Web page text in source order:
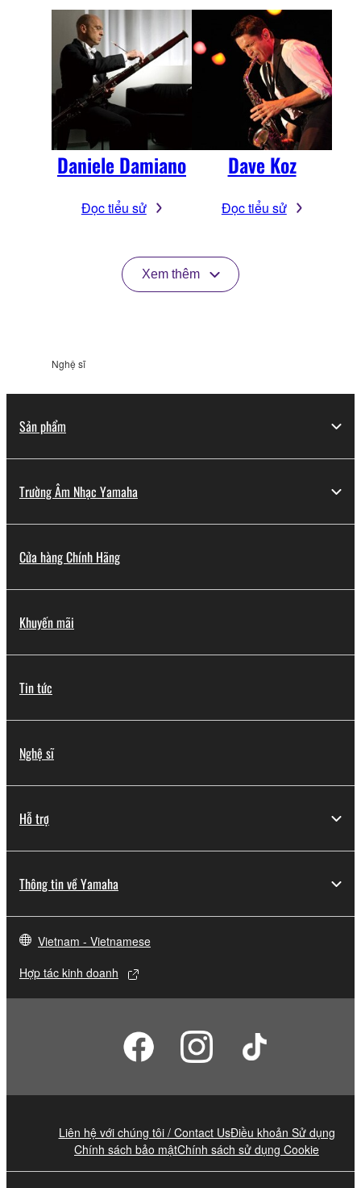
Daniele Damiano
Đọc tiểu sử
Dave Koz
Đọc tiểu sử
Xem thêm
Nghệ sĩ
Sản phẩm
Trường Âm Nhạc Yamaha
Cửa hàng Chính Hãng
Khuyến mãi
Tin tức
Nghệ sĩ
Hỗ trợ
Thông tin về Yamaha
Vietnam - Vietnamese
Hợp tác kinh doanh
Liên hệ với chúng tôi / Contact UsĐiều khoản Sử dụng
Chính sách bảo mậtChính sách sử dụng Cookie